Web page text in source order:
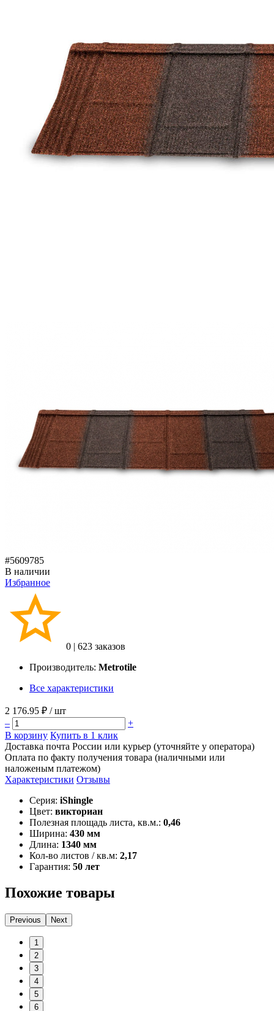
#5609785
В наличии
Избранное
0 | 623 заказов
Производитель: Metrotile
Все характеристики
2 176.95 ₽ / шт
–
+
В корзину Купить в 1 клик
Доставка почта России или курьер (уточняйте у оператора)
Оплата по факту получения товара (наличными или
наложеным платежом)
Характеристики Отзывы
Серия: iShingle
Цвет: викториан
Полезная площадь листа, кв.м.: 0,46
Ширина: 430 мм
Длина: 1340 мм
Кол-во листов / кв.м: 2,17
Гарантия: 50 лет
Похожие товары
Previous Next
1
2
3
4
5
6